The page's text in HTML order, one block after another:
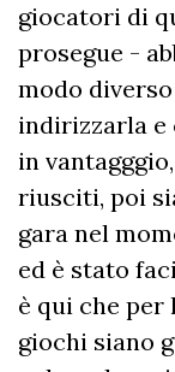
giocatori di
prosegue -
modo
indirizzarla e
in
riusciti, poi
gara nel
ed è stato
è qui che per
giochi siano